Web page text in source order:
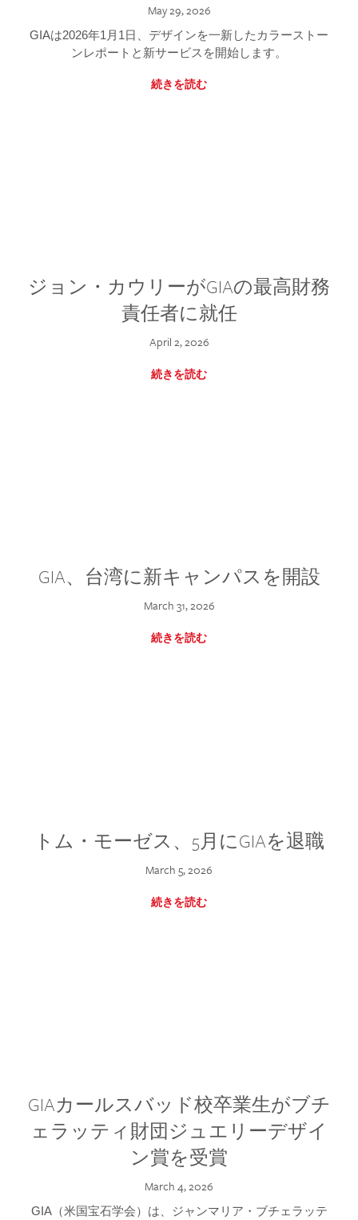
May 29, 2026
GIAは2026年1月1日、デザインを一新したカラーストー
ンレポートと新サービスを開始します。
続きを読む
ジョン・カウリーがGIAの最高財務
責任者に就任
April 2, 2026
続きを読む
GIA、台湾に新キャンパスを開設
March 31, 2026
続きを読む
トム・モーゼス、5月にGIAを退職
March 5, 2026
続きを読む
GIAカールスバッド校卒業生がブチ
ェラッティ財団ジュエリーデザイ
ン賞を受賞
March 4, 2026
GIA（米国宝石学会）は、ジャンマリア・ブチェラッテ